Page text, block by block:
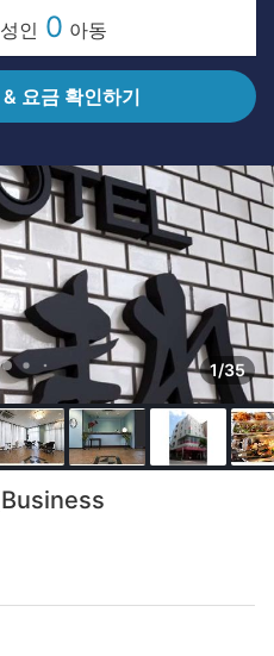
성인 0 아동
요금 확인하기
1/35